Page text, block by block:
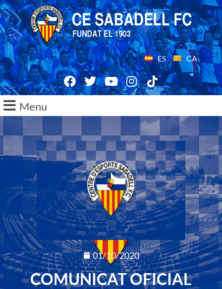
ES CA
Menu
01/10/2020
COMUNICAT OFICIAL